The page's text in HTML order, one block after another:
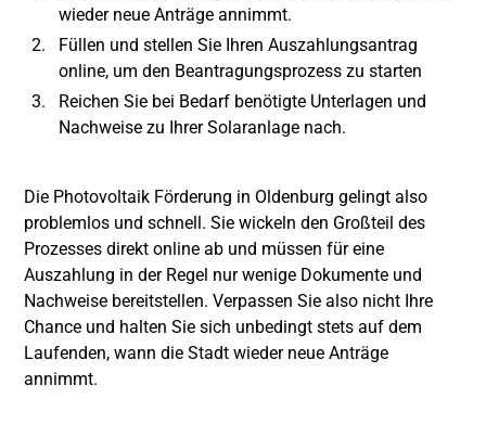
wieder neue Anträge annimmt.
Füllen und stellen Sie Ihren Auszahlungsantrag
online, um den Beantragungsprozess zu starten
Reichen Sie bei Bedarf benötigte Unterlagen und
Nachweise zu Ihrer Solaranlage nach.
Die Photovoltaik Förderung in Oldenburg gelingt also
problemlos und schnell. Sie wickeln den Großteil des
Prozesses direkt online ab und müssen für eine
Auszahlung in der Regel nur wenige Dokumente und
Nachweise bereitstellen. Verpassen Sie also nicht Ihre
Chance und halten Sie sich unbedingt stets auf dem
Laufenden, wann die Stadt wieder neue Anträge
annimmt.